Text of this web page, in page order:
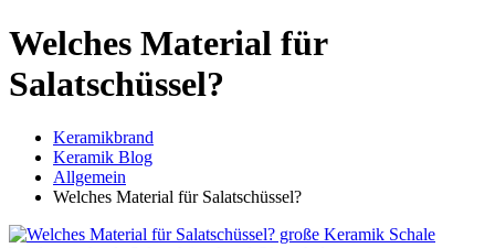
Welches Material für
Salatschüssel?
Keramikbrand
Keramik Blog
Allgemein
Welches Material für Salatschüssel?